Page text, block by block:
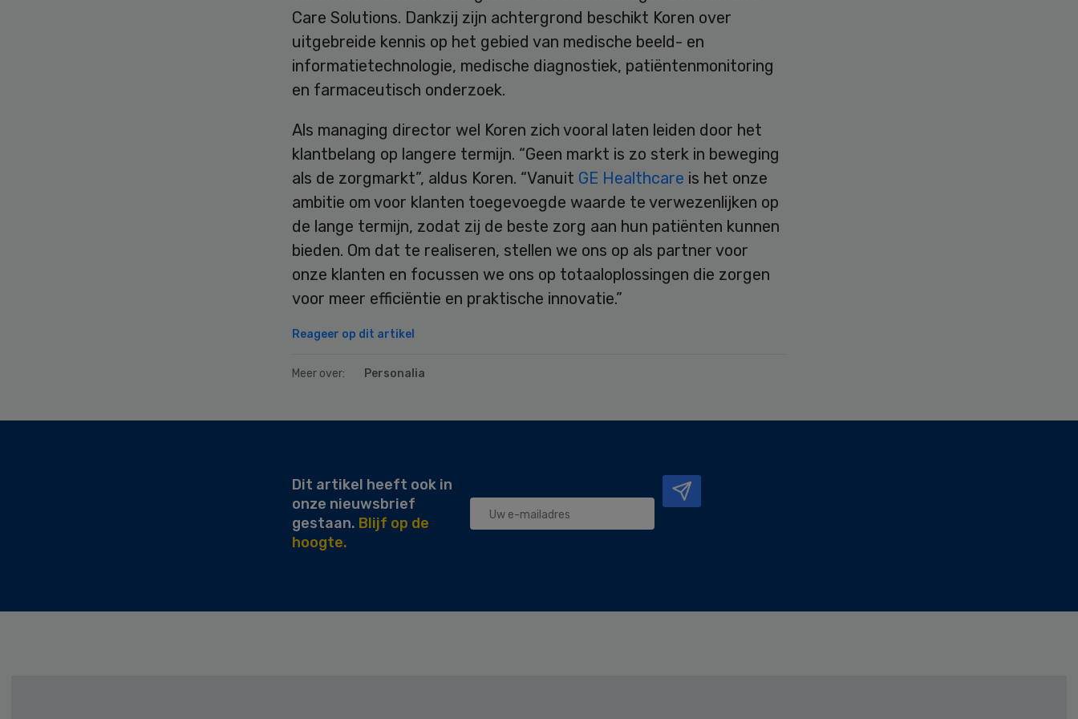
Care Solutions. Dankzij zijn achtergrond beschikt Koren over
uitgebreide kennis op het gebied van medische beeld- en
informatietechnologie, medische diagnostiek, patiëntenmonitoring
en farmaceutisch onderzoek.
Als managing director wel Koren zich vooral laten leiden door het
klantbelang op langere termijn. “Geen markt is zo sterk in beweging
als de zorgmarkt”, aldus Koren. “Vanuit GE Healthcare is het onze
ambitie om voor klanten toegevoegde waarde te verwezenlijken op
de lange termijn, zodat zij de beste zorg aan hun patiënten kunnen
bieden. Om dat te realiseren, stellen we ons op als partner voor
onze klanten en focussen we ons op totaaloplossingen die zorgen
voor meer efficiëntie en praktische innovatie.”
Reageer op dit artikel
Meer over: Personalia
Dit artikel heeft ook in
onze nieuwsbrief
gestaan. Blijf op de
hoogte.